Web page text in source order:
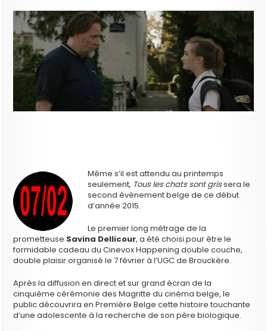
Même s’il est attendu au printemps
seulement, Tous les chats sont grissera le
second évènement belge de ce début
d’année 2015.
Le premier long métrage de la
prometteuse Savina Dellicour, a été choisi pour être le
formidable cadeau du Cinevox Happening double couche,
double plaisir organisé le 7 février à l’UGC de Brouckère.
Après la diffusion en direct et sur grand écran de la
cinquième cérémonie des Magritte du cinéma belge, le
public découvrira en Première Belge cette histoire touchante
d’une adolescente à la recherche de son père biologique.